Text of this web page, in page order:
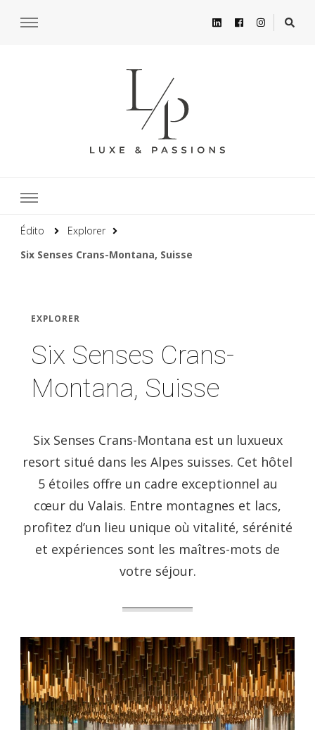
Édito
Explorer
Six Senses Crans-Montana, Suisse
EXPLORER
Six Senses Crans-
Montana, Suisse
Six Senses Crans-Montana est un luxueux
resort situé dans les Alpes suisses. Cet hôtel
5 étoiles offre un cadre exceptionnel au
cœur du Valais. Entre montagnes et lacs,
profitez d’un lieu unique où vitalité, sérénité
et expériences sont les maîtres-mots de
votre séjour.